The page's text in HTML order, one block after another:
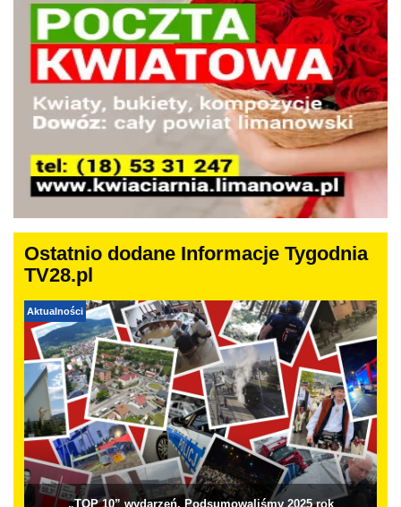
Ostatnio dodane Informacje Tygodnia
TV28.pl
Aktualności